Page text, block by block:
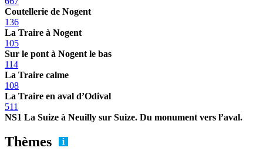
Coutellerie de Nogent
136
La Traire à Nogent
105
Sur le pont à Nogent le bas
114
La Traire calme
108
La Traire en aval d’Odival
511
NS1 La Suize à Neuilly sur Suize. Du monument vers l’aval.
Thèmes